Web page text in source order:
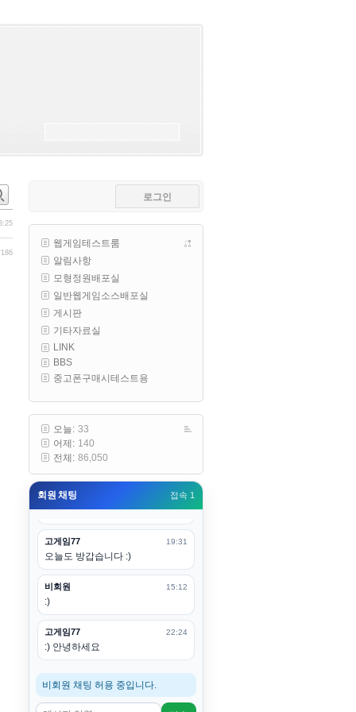
수량
포인트
3
100
3
1
400
3
100
3
1
1
75
1
1
200
1
200
1
200
1
200
1
200
로그인
웹게임테스트룸
알림사항
모형정원배포실
일반웹게임소스배포실
게시판
기타자료실
LINK
BBS
중고폰구매시테스트용
오늘: 33
어제: 140
전체: 86,050
회원 채팅 접속 1
00:19
밑에 일반웹게임이 더있었네요
esils
아 이제 2로 돌아왔군요
esils
다 펼쳐두면 너무길어서 ..
esils
모바일로 보는데도 좀 불편하더라
구요
니다. 벌써 12시가 넘었었네요
esils
어후 주무세요
고게임77 00:20
(__)수고하십시용!
고게임77 19:31
오늘도 방갑습니다 :)
비회원 15:12
:)
고게임77 22:24
:) 안녕하세요
비회원 채팅 허용 중입니다.